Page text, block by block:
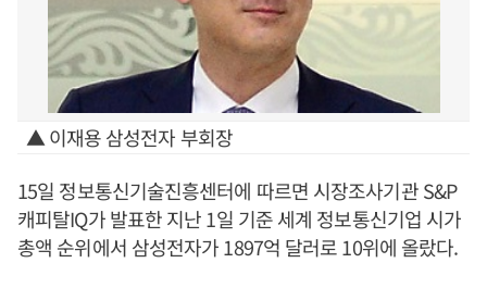
▲ 이재용 삼성전자 부회장
15일 정보통신기술진흥센터에 따르면 시장조사기관 S&P
캐피탈IQ가 발표한 지난 1일 기준 세계 정보통신기업 시가
총액 순위에서 삼성전자가 1897억 달러로 10위에 올랐다.